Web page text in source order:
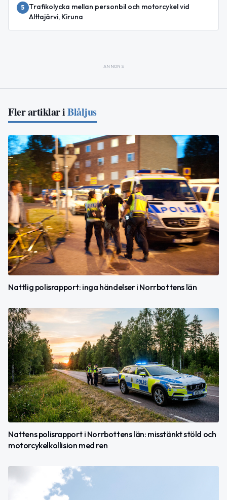
5
Trafikolycka mellan personbil och motorcykel vid
Alttajärvi, Kiruna
ANNONS
Fler artiklar iBlåljus
Nattlig polisrapport: inga händelser i Norrbottens län
Nattens polisrapport i Norrbottens län: misstänkt stöld och
motorcykelkollision med ren